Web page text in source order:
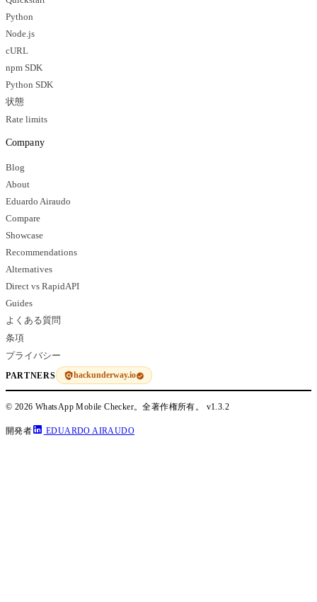
Python
Node.js
cURL
npm SDK
Python SDK
状態
Rate limits
Company
Blog
About
Eduardo Airaudo
Compare
Showcase
Recommendations
Alternatives
Direct vs RapidAPI
Guides
よくある質問
条項
プライバシー
PARTNERS hackunderway.io
© 2026 WhatsApp Mobile Checker。全著作権所有。 v1.3.2
開発者 EDUARDO AIRAUDO